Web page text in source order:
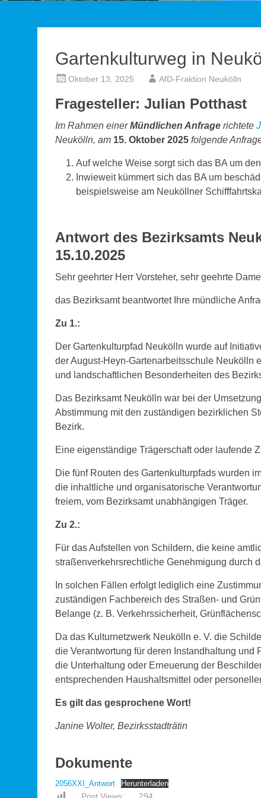
Gartenkulturweg in
Oktober 13, 2025 AfD-Fraktion Neukölln
Fragesteller: Julian Potthast
Im Rahmen einerMündlichen Anfrage richtete
Neukölln, am 15. Oktober 2025 folgende
Auf welche Weise sorgt sich das BA um
Inwieweit kümmert sich das BA um
beispielsweise am Neuköllner
Antwort des Bezirksamts
15.10.2025
Sehr geehrter Herr Vorsteher, sehr geehrte
das Bezirksamt beantwortet Ihre mündliche
Zu 1.:
Der Gartenkulturpfad Neukölln wurde auf
der August-Heyn-Gartenarbeitsschule Neukölln
und landschaftlichen Besonderheiten des
Das Bezirksamt Neukölln war bei der
Abstimmung mit den zuständigen bezirklichen
Bezirk.
Eine eigenständige Trägerschaft oder laufende
Die fünf Routen des Gartenkulturpfads wurden
die inhaltliche und organisatorische
freiem, vom Bezirksamt unabhängigen Träger.
Zu 2.:
Für das Aufstellen von Schildern, die keine
straßenverkehrsrechtliche Genehmigung durch
In solchen Fällen erfolgt lediglich eine
zuständigen Fachbereich des Straßen- und
Belange (z. B. Verkehrssicherheit,
Da das Kulturnetzwerk Neukölln e. V. die
die Verantwortung für deren Instandhaltung und
die Unterhaltung oder Erneuerung der
entsprechenden Haushaltsmittel oder
Es gilt das gesprochene Wort!
Janine Wolter, Bezirksstadträtin
Dokumente
2056XXI_Antwort Herunterladen